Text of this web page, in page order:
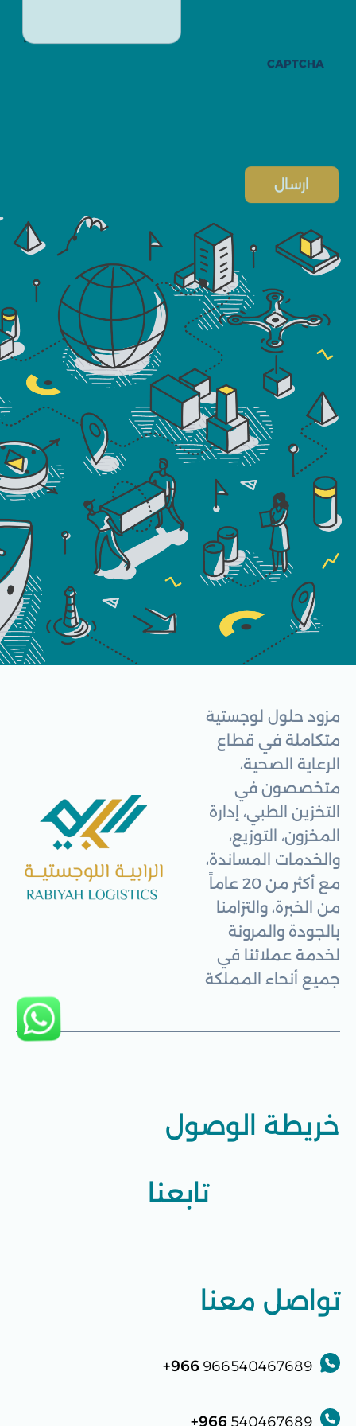
CAPTCHA
مزود حلول لوجستية
متكاملة في قطاع
الرعاية الصحية،
متخصصون في
التخزين الطبي، إدارة
المخزون، التوزيع،
والخدمات المساندة،
مع أكثر من 20 عاماً
من الخبرة، والتزامنا
بالجودة والمرونة
لخدمة عملائنا في
جميع أنحاء المملكة
تواصل معنا
966540467689
966+
540467689
966+
تابعنا
خريطة الوصول